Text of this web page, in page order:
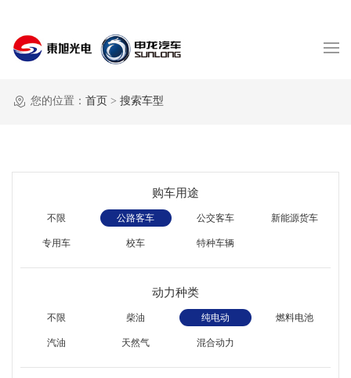
您的位置： 首页 > 搜索车型
购车用途
不限 公路客车 公交客车 新能源货车
专用车 校车 特种车辆
动力种类
不限 柴油 纯电动 燃料电池
汽油 天然气 混合动力